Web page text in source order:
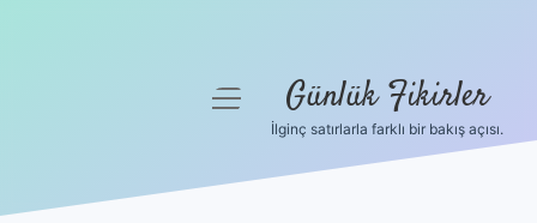
menüyü Günlük Fikirler
İlginç satırlarla farklı bir bakış açısı.